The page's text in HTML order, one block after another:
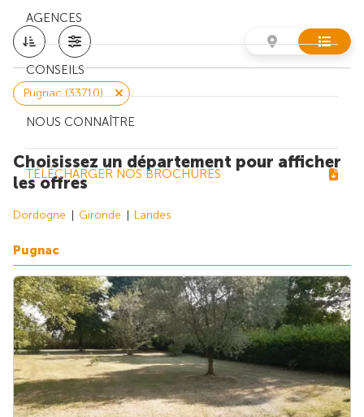
AGENCES
CONSEILS
NOUS CONNAÎTRE
TÉLÉCHARGER NOS BROCHURES
Pugnac (33710)
Choisissez un département pour afficher
les offres
Dordogne Gironde Landes
Pugnac